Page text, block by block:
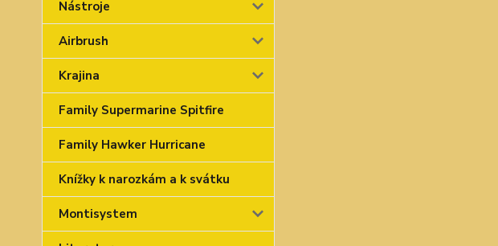
Nástroje
Airbrush
Krajina
Family Supermarine Spitfire
Family Hawker Hurricane
Knížky k narozkám a k svátku
Montisystem